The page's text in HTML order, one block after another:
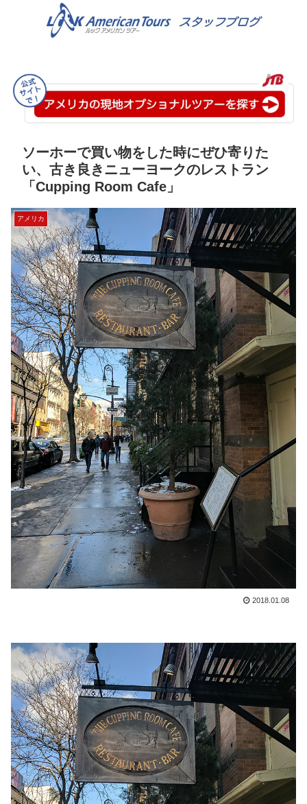
ソーホーで買い物をした時にぜひ寄りた
い、古き良きニューヨークのレストラン
「Cupping Room Cafe」
アメリカ
2018.01.08